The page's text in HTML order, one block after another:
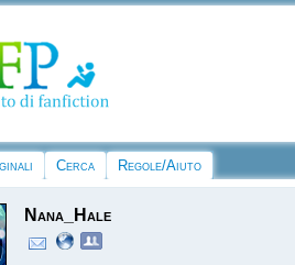
Cerca Regole/Aiuto
Nana_Hale